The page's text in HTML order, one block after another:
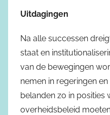
Uitdagingen
Na alle successen
staat en
van de bewegingen
nemen in regeringen
belanden zo in posities
overheidsbeleid